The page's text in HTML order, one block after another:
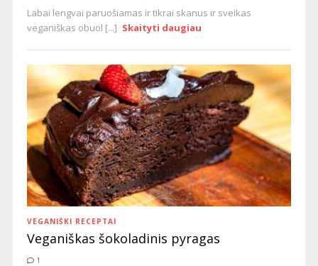
Labai lengvai paruošiamas ir tikrai skanus ir sveikas
veganiškas obuol [...] Skaityti daugiau
VEGANIŠKI RECEPTAI
Veganiškas šokoladinis pyragas
1